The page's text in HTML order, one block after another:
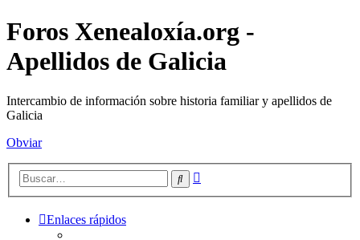
Foros Xenealoxía.org -
Apellidos de Galicia
Intercambio de información sobre historia familiar y apellidos de
Galicia
Obviar
Buscar
Enlaces rápidos